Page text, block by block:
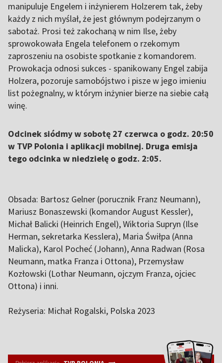
manipuluje Engelem i inżynierem Holzerem tak, żeby
każdy z nich myślał, że jest głównym podejrzanym o
sabotaż. Prosi też zakochaną w nim Ilse, żeby
sprowokowała Engela telefonem o rzekomym
zaproszeniu na osobiste spotkanie z komandorem.
Prowokacja odnosi sukces - spanikowany Engel zabija
Holzera, pozoruje samobójstwo i pisze w jego imieniu
list pożegnalny, w którym inżynier bierze na siebie całą
winę.
Odcinek siódmy w sobotę 27 czerwca o godz. 20:50
w TVP Polonia i aplikacji mobilnej. Druga emisja
tego odcinka w niedzielę o godz. 2:05.
Obsada: Bartosz Gelner (porucznik Franz Neumann),
Mariusz Bonaszewski (komandor August Kessler),
Michał Balicki (Heinrich Engel), Wiktoria Supryn (Ilse
Herman, sekretarka Kesslera), Maria Świłpa (Anna
Malicka), Karol Pocheć (Johann), Anna Radwan (Rosa
Neumann, matka Franza i Ottona), Przemysław
Kozłowski (Lothar Neumann, ojczym Franza, ojciec
Ottona) i inni.
Reżyseria: Michał Rogalski, Polska 2023